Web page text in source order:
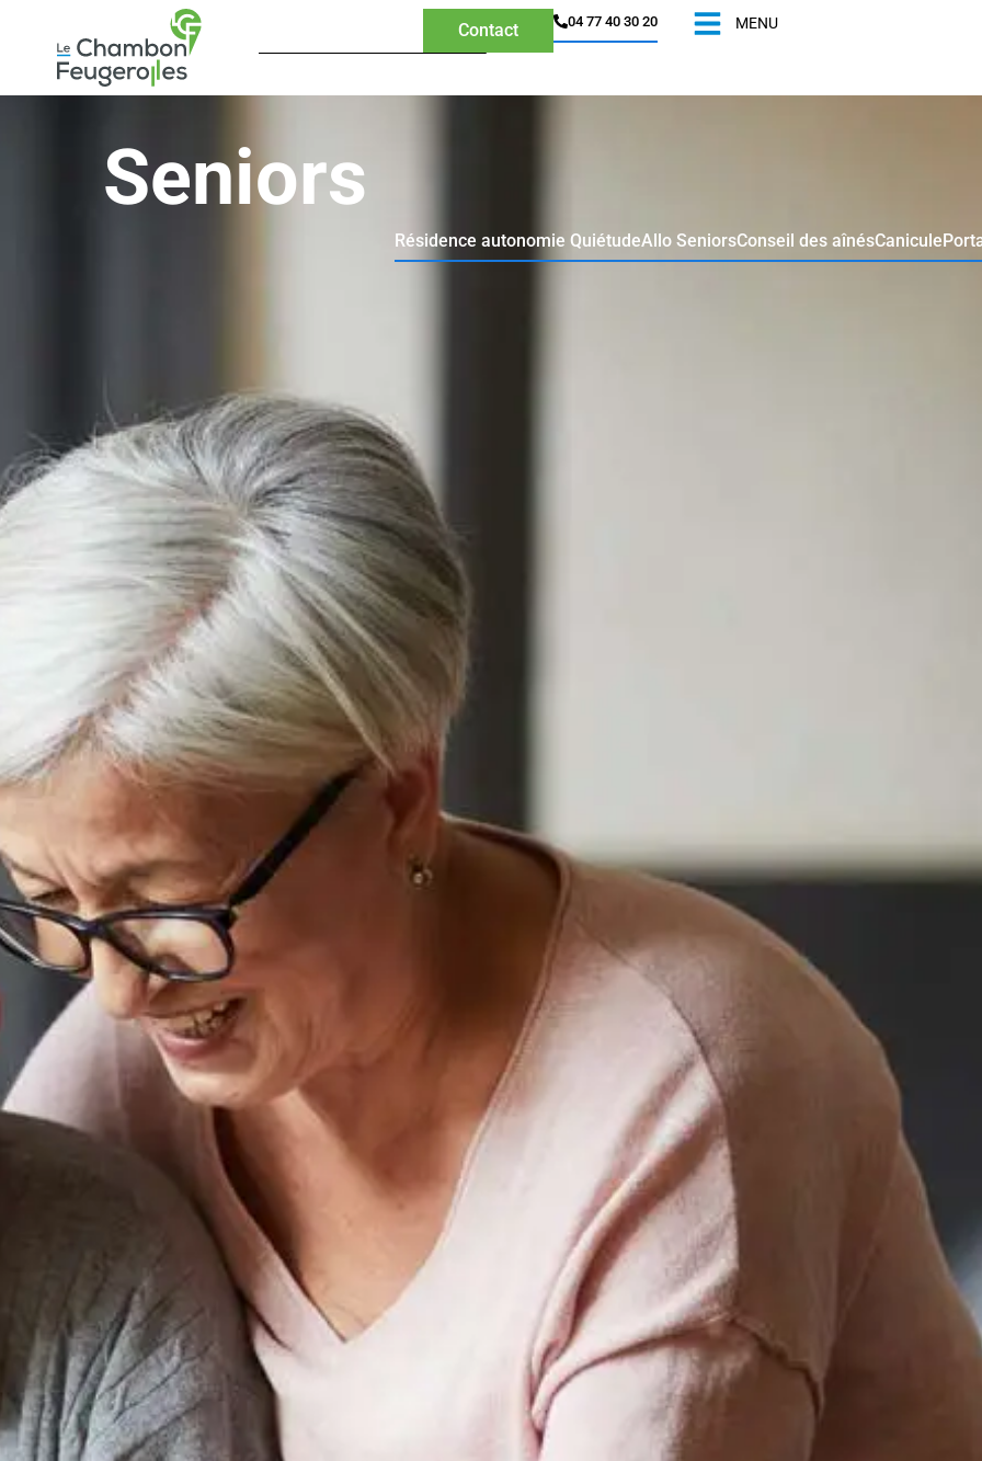
Contact 04 77 40 30 20​ MENU
Seniors
Résidence autonomie QuiétudeAllo SeniorsConseil des aînésCanicule